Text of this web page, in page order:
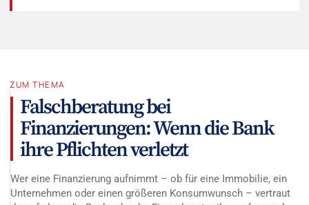
ZUM THEMA
Falschberatung bei
Finanzierungen: Wenn die Bank
ihre Pflichten verletzt
Wer eine Finanzierung aufnimmt – ob für eine Immobilie, ein
Unternehmen oder einen größeren Konsumwunsch – vertraut